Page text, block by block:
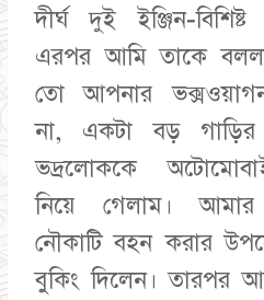
দীর্ঘ দুই ইঞ্জিন-
এরপর আমি তাকে
তো আপনার
না, একটা বড়
ভদ্রলোককে
নিয়ে গেলাম। আমার
নৌকাটি বহন করার
বুকিং দিলেন। তারপর